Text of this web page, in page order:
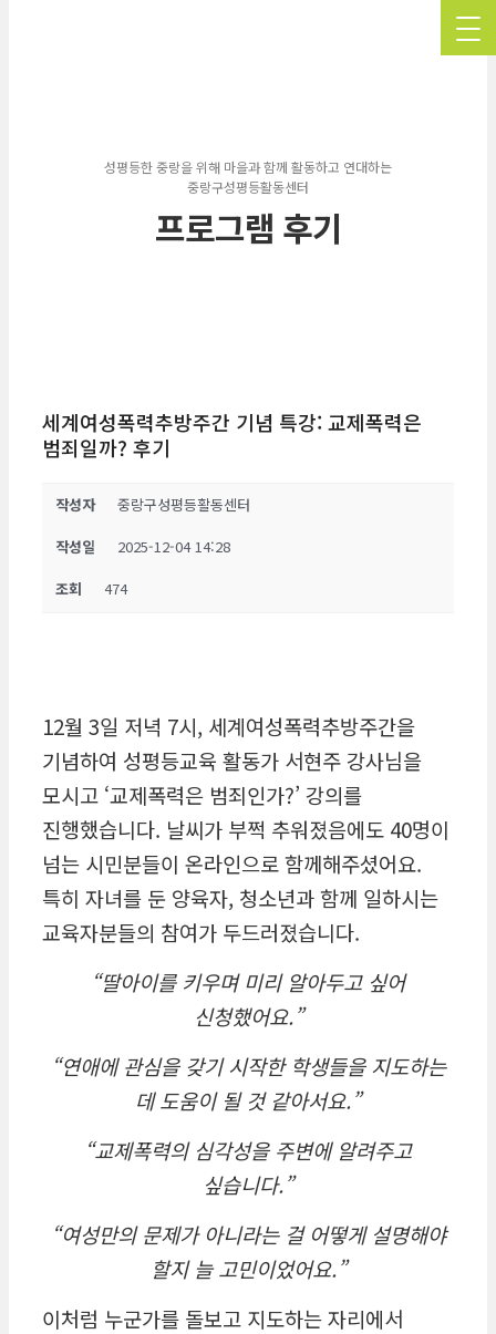
성평등한 중랑을 위해 마을과 함께 활동하고 연대하는
중랑구성평등활동센터
프로그램 후기
세계여성폭력추방주간 기념 특강: 교제폭력은
범죄일까? 후기
작성자
중랑구성평등활동센터
작성일
2025-12-04 14:28
조회
474
12월 3일 저녁 7시, 세계여성폭력추방주간을
기념하여 성평등교육 활동가 서현주 강사님을
모시고 ‘교제폭력은 범죄인가?’ 강의를
진행했습니다. 날씨가 부쩍 추워졌음에도 40명이
넘는 시민분들이 온라인으로 함께해주셨어요.
특히 자녀를 둔 양육자, 청소년과 함께 일하시는
교육자분들의 참여가 두드러졌습니다.
“딸아이를 키우며 미리 알아두고 싶어
신청했어요.”
“연애에 관심을 갖기 시작한 학생들을 지도하는
데 도움이 될 것 같아서요.”
“교제폭력의 심각성을 주변에 알려주고
싶습니다.”
“여성만의 문제가 아니라는 걸 어떻게 설명해야
할지 늘 고민이었어요.”
이처럼 누군가를 돌보고 지도하는 자리에서